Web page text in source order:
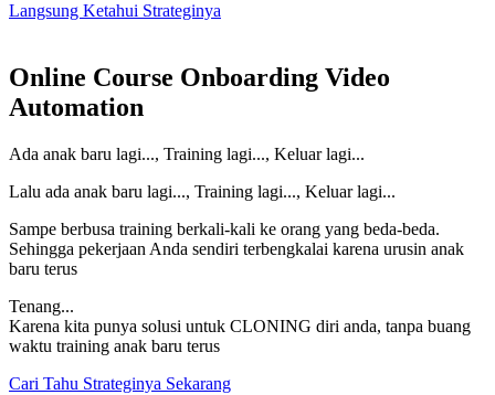
Langsung Ketahui Strateginya
Online Course Onboarding Video
Automation
Ada anak baru lagi..., Training lagi..., Keluar lagi...
Lalu ada anak baru lagi..., Training lagi..., Keluar lagi...
Sampe berbusa training berkali-kali ke orang yang beda-beda.
Sehingga pekerjaan Anda sendiri terbengkalai karena urusin anak
baru terus
Tenang...
Karena kita punya solusi untuk CLONING diri anda, tanpa buang
waktu training anak baru terus
Cari Tahu Strateginya Sekarang